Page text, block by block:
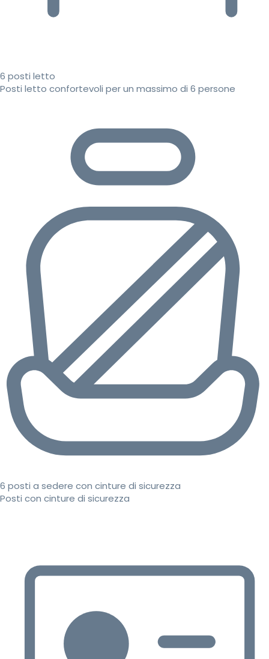
6 posti letto
Posti letto confortevoli per un massimo di 6 persone
6 posti a sedere con cinture di sicurezza
Posti con cinture di sicurezza